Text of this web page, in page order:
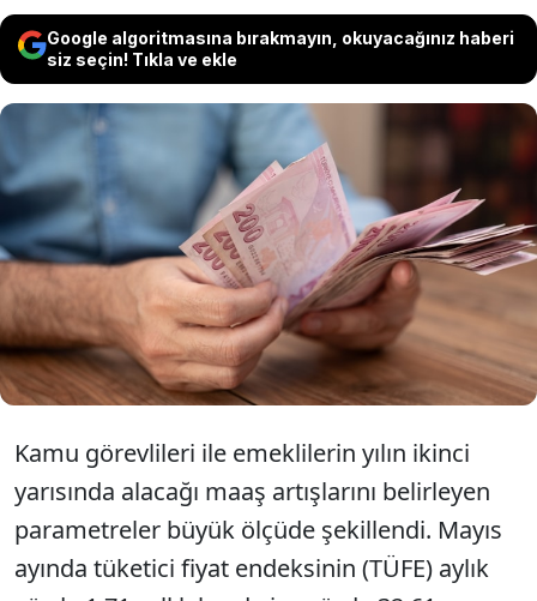
Google algoritmasına bırakmayın, okuyacağınız haberi
siz seçin! Tıkla ve ekle
TÜİK'in Mayıs ayı verilerini açıklamasıyla memur,
memur emeklisi ve tüm SSK/Bağ-Kur emeklilerinin
Temmuz zammında kritik dönemeç geçildi. İlk 5
aylık verilere göre memurlar için yüzde 12,41, SSK
ve Bağ-Kur emeklileri için yüzde 16,61'lik zam farkı
şimdiden kesinleşirken; masadaki 3 farklı senaryo
ve milyonlarca vatandaşı etkileyecek kök maaş
düzenlemesinin kaderi 3 Temmuz'daki Haziran
enflasyonuyla netleşecek.
Kamu görevlileri ile emeklilerin yılın ikinci
yarısında alacağı maaş artışlarını belirleyen
parametreler büyük ölçüde şekillendi. Mayıs
ayında tüketici fiyat endeksinin (TÜFE) aylık